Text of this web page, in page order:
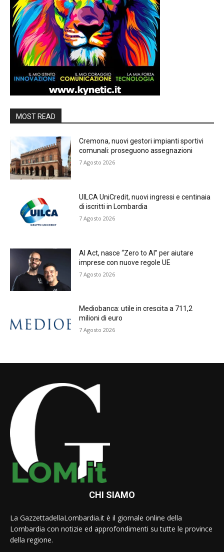
MOST READ
Cremona, nuovi gestori impianti sportivi
comunali: proseguono assegnazioni
7 Agosto 2026
UILCA UniCredit, nuovi ingressi e centinaia
di iscritti in Lombardia
7 Agosto 2026
AI Act, nasce “Zero to AI” per aiutare
imprese con nuove regole UE
7 Agosto 2026
Mediobanca: utile in crescita a 711,2
milioni di euro
7 Agosto 2026
CHI SIAMO
La GazzettadellaLombardia.it è il giornale online della
Lombardia con notizie ed approfondimenti su tutte le province
della regione.